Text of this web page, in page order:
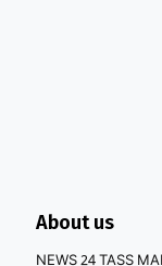
About us
NEWS 24 TASS